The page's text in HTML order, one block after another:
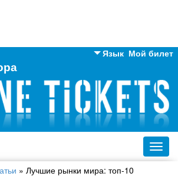
Мой билет
Язык
Английский
Русский
Украинский
» Лучшие рынки мира: топ-10